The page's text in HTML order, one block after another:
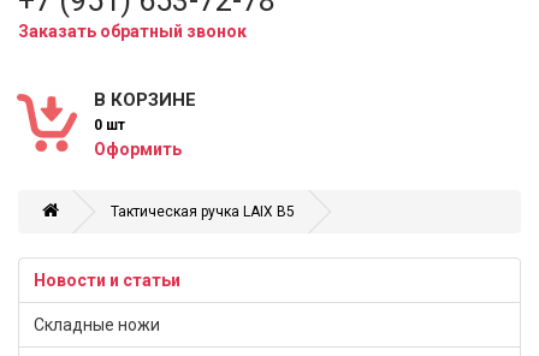
Заказать обратный звонок
В КОРЗИНЕ
0 шт
Оформить
Тактическая ручка LAIX B5
Новости и статьи
Складные ножи